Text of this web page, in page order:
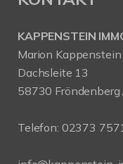
KAPPENSTEIN
Marion Kappenstein
Dachsleite 13
58730 Fröndenberg
Telefon: 02373